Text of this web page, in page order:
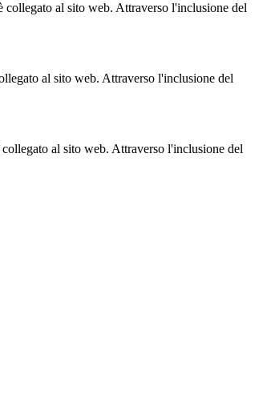
al sito web. Attraverso l'inclusione del
al sito web. Attraverso l'inclusione del
al sito web. Attraverso l'inclusione del